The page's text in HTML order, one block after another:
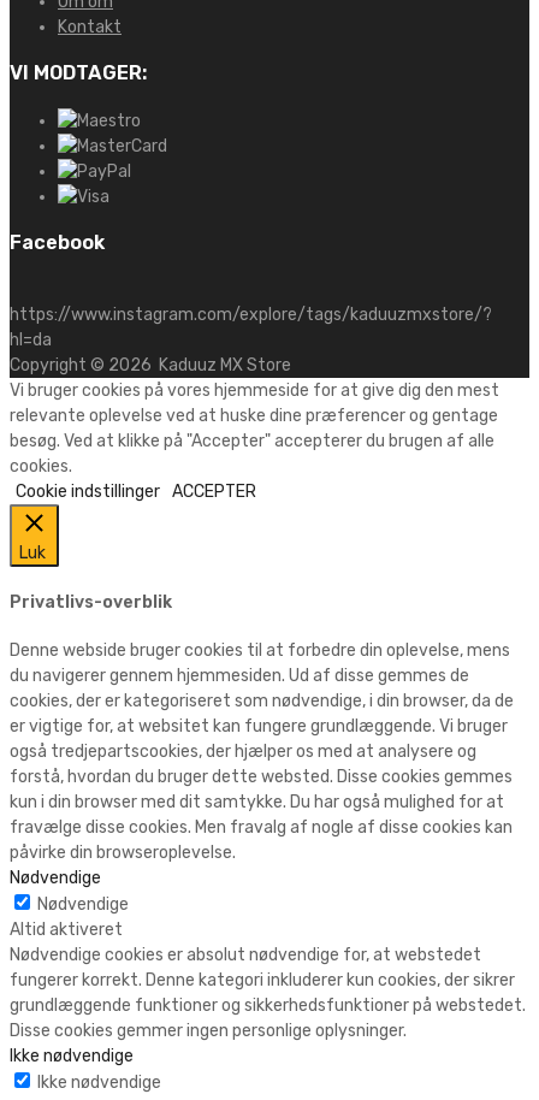
Kontakt
VI MODTAGER:
Facebook
https://www.instagram.com/explore/tags/kaduuzmxstore/?
hl=da
Copyright © 2026 Kaduuz MX Store
Vi bruger cookies på vores hjemmeside for at give dig den mest
relevante oplevelse ved at huske dine præferencer og gentage
besøg. Ved at klikke på "Accepter" accepterer du brugen af alle
cookies.
Cookie indstillinger ACCEPTER
Luk
Privatlivs-overblik
Denne webside bruger cookies til at forbedre din oplevelse, mens
du navigerer gennem hjemmesiden. Ud af disse gemmes de
cookies, der er kategoriseret som nødvendige, i din browser, da de
er vigtige for, at websitet kan fungere grundlæggende. Vi bruger
også tredjepartscookies, der hjælper os med at analysere og
forstå, hvordan du bruger dette websted. Disse cookies gemmes
kun i din browser med dit samtykke. Du har også mulighed for at
fravælge disse cookies. Men fravalg af nogle af disse cookies kan
påvirke din browseroplevelse.
Nødvendige
Nødvendige
Altid aktiveret
Nødvendige cookies er absolut nødvendige for, at webstedet
fungerer korrekt. Denne kategori inkluderer kun cookies, der sikrer
grundlæggende funktioner og sikkerhedsfunktioner på webstedet.
Disse cookies gemmer ingen personlige oplysninger.
Ikke nødvendige
Ikke nødvendige